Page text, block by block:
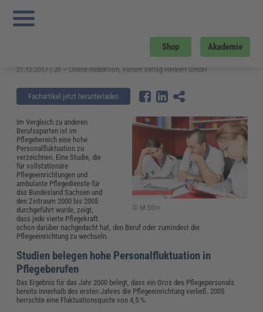
Shop Akademie
Sie sind hier:
Personalfluktuation in der Pflege: Ursachen und Lösungsansätze
Personalfluktuation in der Pflege:
Ursachen und Lösungsansätze
21.12.2017 | JS – Online-Redaktion, Forum Verlag Herkert GmbH
Fachartikel jetzt herunterladen
© M.Dörr
Im Vergleich zu anderen
Berufssparten ist im
Pflegebereich eine hohe
Personalfluktuation zu
verzeichnen. Eine Studie, die
für vollstationäre
Pflegeeinrichtungen und
ambulante Pflegedienste für
das Bundesland Sachsen und
den Zeitraum 2000 bis 2005
durchgeführt wurde, zeigt,
dass jede vierte Pflegekraft
schon darüber nachgedacht hat, den Beruf oder zumindest die
Pflegeeinrichtung zu wechseln.
Studien belegen hohe Personalfluktuation in
Pflegeberufen
Das Ergebnis für das Jahr 2000 belegt, dass ein Gros des Pflegepersonals
bereits innerhalb des ersten Jahres die Pflegeeinrichtung verließ. 2005
herrschte eine Fluktuationsquote von 4,5 %.